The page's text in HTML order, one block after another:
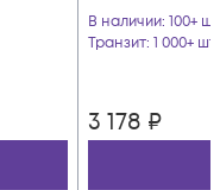
В наличии: 100+ шт
Транзит: 1 000+ шт
3 178 ₽